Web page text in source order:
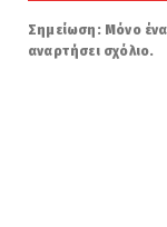
Σημείωση: Μόνο
αναρτήσει σχόλιο.